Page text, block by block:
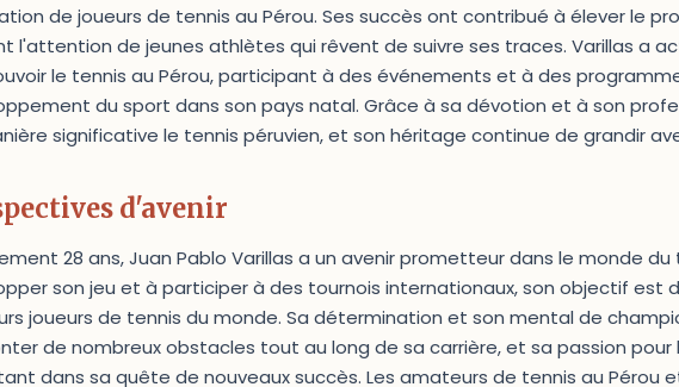
de joueurs de tennis au Pérou. Ses succès ont contribué à élever le
l'attention de jeunes athlètes qui rêvent de suivre ses traces. Varillas a
le tennis au Pérou, participant à des événements et à des
du sport dans son pays natal. Grâce à sa dévotion et à son
significative le tennis péruvien, et son héritage continue de grandir
d'avenir
28 ans, Juan Pablo Varillas a un avenir prometteur dans le monde du
son jeu et à participer à des tournois internationaux, son objectif est
joueurs de tennis du monde. Sa détermination et son mental de
de nombreux obstacles tout au long de sa carrière, et sa passion
dans sa quête de nouveaux succès. Les amateurs de tennis au Pérou